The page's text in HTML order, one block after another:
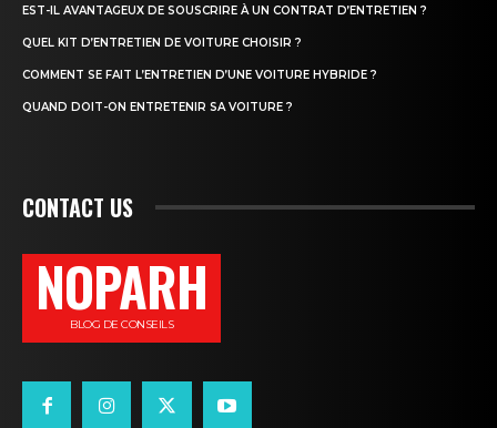
EST-IL AVANTAGEUX DE SOUSCRIRE À UN CONTRAT D’ENTRETIEN ?
QUEL KIT D’ENTRETIEN DE VOITURE CHOISIR ?
COMMENT SE FAIT L’ENTRETIEN D’UNE VOITURE HYBRIDE ?
QUAND DOIT-ON ENTRETENIR SA VOITURE ?
CONTACT US
NOPARH
BLOG DE CONSEILS